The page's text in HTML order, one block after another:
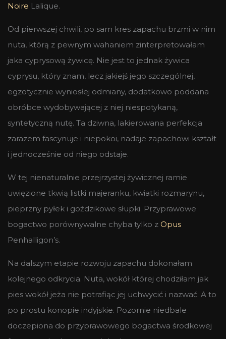
Noire Lalique.
Od pierwszej chwili, po sam kres zapachu brzmi w nim
nuta, którą z pewnym wahaniem zinterpretowałam
jaka cyprysową żywicę. Nie jest to jednak żywica
cyprysu, który znam, lecz jakiejś jego szczególnej,
egzotycznie wyniosłej odmiany, dodatkowo poddana
obróbce wydobywającej z niej niespotykaną,
syntetyczną nutę. Ta dziwna, lakierowana perfekcja
zarazem fascynuje i niepokoi, nadaje zapachowi kształt
i jednocześnie od niego odstaje.
W tej nienaturalnie przejrzystej żywicznej ramie
uwięzione tkwią listki majeranku, kwiatki rozmarynu,
pieprzny pyłek i goździkowe słupki. Przyprawowe
bogactwo porównywalne chyba tylko z Opus
Penhalligon’s.
Na dalszym etapie rozwoju zapachu dokonałam
kolejnego odkrycia. Nuta, wokół której chodziłam jak
pies wokół jeża nie potrafiąc jej uchwycić i nazwać. A to
po prostu konopie indyjskie. Pozornie niedbale
doczepiona do przyprawowego bogactwa środkowej